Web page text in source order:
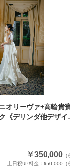
オリーヴァ+高輪貴
《デリンダ他デザイ
￥350,000 （
土日祝UP料金： ¥50,000 （